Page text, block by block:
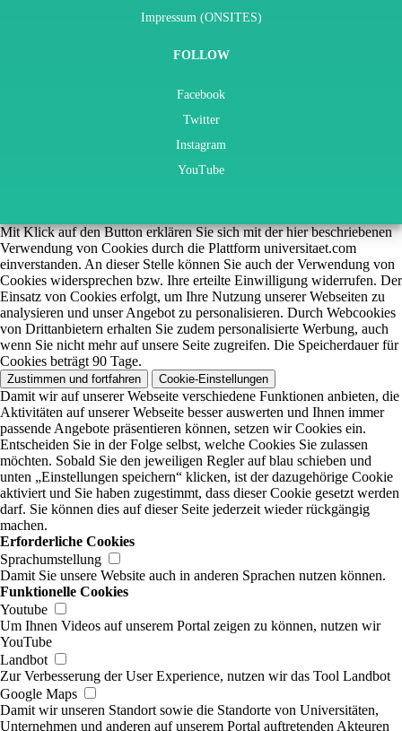
Impressum (ONSITES)
FOLLOW
Facebook
Twitter
Instagram
YouTube
Mit Klick auf den Button erklären Sie sich mit der hier beschriebenen
Verwendung von Cookies durch die Plattform universitaet.com
einverstanden. An dieser Stelle können Sie auch der Verwendung von
Cookies widersprechen bzw. Ihre erteilte Einwilligung widerrufen. Der
Einsatz von Cookies erfolgt, um Ihre Nutzung unserer Webseiten zu
analysieren und unser Angebot zu personalisieren. Durch Webcookies
von Drittanbietern erhalten Sie zudem personalisierte Werbung, auch
wenn Sie nicht mehr auf unsere Seite zugreifen. Die Speicherdauer für
Cookies beträgt 90 Tage.
Zustimmen und fortfahren Cookie-Einstellungen
Damit wir auf unserer Webseite verschiedene Funktionen anbieten, die
Aktivitäten auf unserer Webseite besser auswerten und Ihnen immer
passende Angebote präsentieren können, setzen wir Cookies ein.
Entscheiden Sie in der Folge selbst, welche Cookies Sie zulassen
möchten. Sobald Sie den jeweiligen Regler auf blau schieben und
unten „Einstellungen speichern“ klicken, ist der dazugehörige Cookie
aktiviert und Sie haben zugestimmt, dass dieser Cookie gesetzt werden
darf. Sie können dies auf dieser Seite jederzeit wieder rückgängig
machen.
Erforderliche Cookies
Sprachumstellung
Damit Sie unsere Website auch in anderen Sprachen nutzen können.
Funktionelle Cookies
Youtube
Um Ihnen Videos auf unserem Portal zeigen zu können, nutzen wir
YouTube
Landbot
Zur Verbesserung der User Experience, nutzen wir das Tool Landbot
Google Maps
Damit wir unseren Standort sowie die Standorte von Universitäten,
Unternehmen und anderen auf unserem Portal auftretenden Akteuren